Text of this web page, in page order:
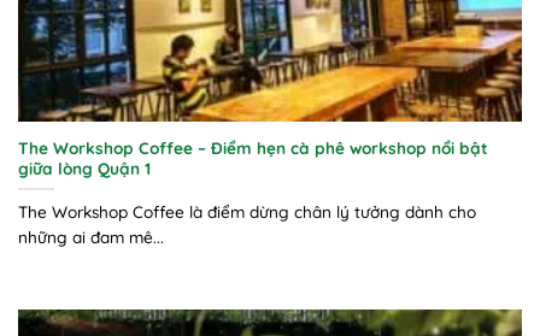
The Workshop Coffee – Điểm hẹn cà phê workshop nổi bật
giữa lòng Quận 1
The Workshop Coffee là điểm dừng chân lý tưởng dành cho
những ai đam mê...